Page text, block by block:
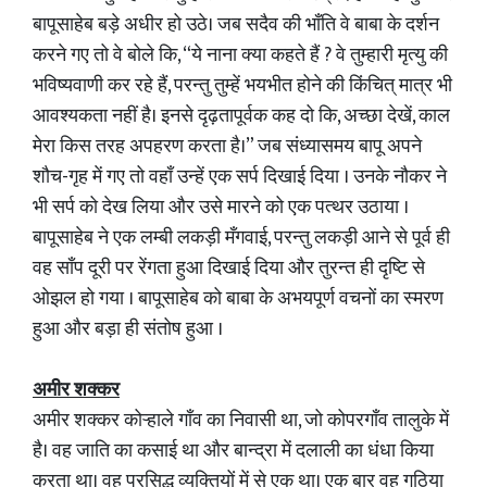
बापूसाहेब बड़े अधीर हो उठे। जब सदैव की भाँति वे बाबा के दर्शन
करने गए तो वे बोले कि, “ये नाना क्या कहते हैं ? वे तुम्हारी मृत्यु की
भविष्यवाणी कर रहे हैं, परन्तु तुम्हें भयभीत होने की किंचित् मात्र भी
आवश्यकता नहीं है। इनसे दृढ़तापूर्वक कह दो कि, अच्छा देखें, काल
मेरा किस तरह अपहरण करता है।” जब संध्यासमय बापू अपने
शौच-गृह में गए तो वहाँ उन्हें एक सर्प दिखाई दिया । उनके नौकर ने
भी सर्प को देख लिया और उसे मारने को एक पत्थर उठाया ।
बापूसाहेब ने एक लम्बी लकड़ी मँगवाई, परन्तु लकड़ी आने से पूर्व ही
वह साँप दूरी पर रेंगता हुआ दिखाई दिया और तुरन्त ही दृष्टि से
ओझल हो गया । बापूसाहेब को बाबा के अभयपूर्ण वचनों का स्मरण
हुआ और बड़ा ही संतोष हुआ ।
अमीर शक्कर
अमीर शक्कर कोऱ्हाले गाँव का निवासी था, जो कोपरगाँव तालुके में
है। वह जाति का कसाई था और बान्द्रा में दलाली का धंधा किया